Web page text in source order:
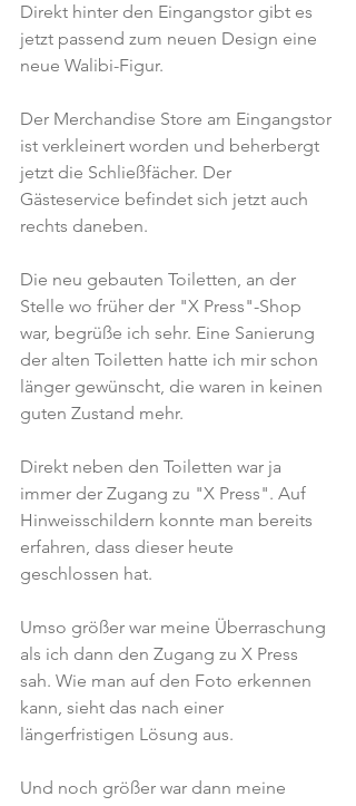
Direkt hinter den Eingangstor gibt es
jetzt passend zum neuen Design eine
neue Walibi-Figur.
Der Merchandise Store am Eingangstor
ist verkleinert worden und beherbergt
jetzt die Schließfächer. Der
Gästeservice befindet sich jetzt auch
rechts daneben.
Die neu gebauten Toiletten, an der
Stelle wo früher der "X Press"-Shop
war, begrüße ich sehr. Eine Sanierung
der alten Toiletten hatte ich mir schon
länger gewünscht, die waren in keinen
guten Zustand mehr.
Direkt neben den Toiletten war ja
immer der Zugang zu "X Press". Auf
Hinweisschildern konnte man bereits
erfahren, dass dieser heute
geschlossen hat.
Umso größer war meine Überraschung
als ich dann den Zugang zu X Press
sah. Wie man auf den Foto erkennen
kann, sieht das nach einer
längerfristigen Lösung aus.
Und noch größer war dann meine